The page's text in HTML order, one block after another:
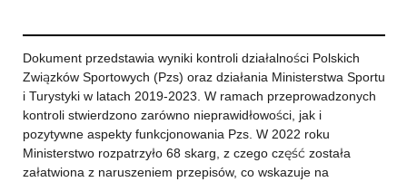
Dokument przedstawia wyniki kontroli działalności Polskich
Związków Sportowych (Pzs) oraz działania Ministerstwa Sportu
i Turystyki w latach 2019-2023. W ramach przeprowadzonych
kontroli stwierdzono zarówno nieprawidłowości, jak i
pozytywne aspekty funkcjonowania Pzs. W 2022 roku
Ministerstwo rozpatrzyło 68 skarg, z czego część została
załatwiona z naruszeniem przepisów, co wskazuje na